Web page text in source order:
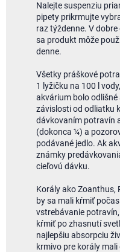
Nalejte suspenziu
pipety prikrmujte
raz týždenne. V
sa produkt môže
denne.
Všetky práškové
1 lyžičku na 100 l
akvárium bolo odlišné
závislosti od odliatku
dávkovaním potravín
(dokonca ¼) a
podávané jedlo. Ak
známky
cieľovú dávku.
Korály ako Zoanthus,
by sa mali kŕmiť
vstrebávanie
kŕmiť po zhasnutí
najlepšiu absorpciu
krmivo pre korály